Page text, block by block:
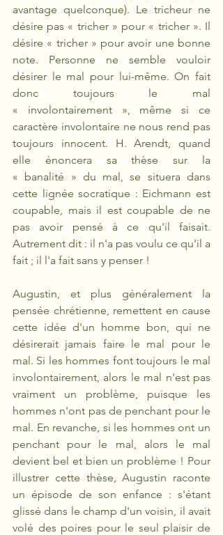
avantage quelconque). Le tricheur ne
désire pas « tricher » pour « tricher ». Il
désire « tricher » pour avoir une bonne
note. Personne ne semble vouloir
désirer le mal pour lui-même. On fait
donc toujours le mal
« involontairement », même si ce
caractère involontaire ne nous rend pas
toujours innocent. H. Arendt, quand
elle énoncera sa thèse sur la
« banalité » du mal, se situera dans
cette lignée socratique : Eichmann est
coupable, mais il est coupable de ne
pas avoir pensé à ce qu'il faisait.
Autrement dit : il n'a pas voulu ce qu'il a
fait ; il l'a fait sans y penser !
Augustin, et plus généralement la
pensée chrétienne, remettent en cause
cette idée d'un homme bon, qui ne
désirerait jamais faire le mal pour le
mal. Si les hommes font toujours le mal
involontairement, alors le mal n'est pas
vraiment un problème, puisque les
hommes n'ont pas de penchant pour le
mal. En revanche, si les hommes ont un
penchant pour le mal, alors le mal
devient bel et bien un problème ! Pour
illustrer cette thèse, Augustin raconte
un épisode de son enfance : s'étant
glissé dans le champ d'un voisin, il avait
volé des poires pour le seul plaisir de